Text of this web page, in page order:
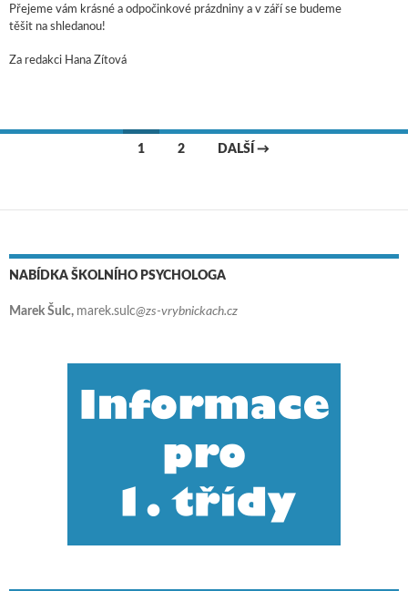
Přejeme vám krásné a odpočinkové prázdniny a v září se budeme
těšit na shledanou!
Za redakci Hana Zítová
1 2 DALŠÍ →
NABÍDKA ŠKOLNÍHO PSYCHOLOGA
Marek Šulc, marek.sulc@zs-vrybnickach.cz